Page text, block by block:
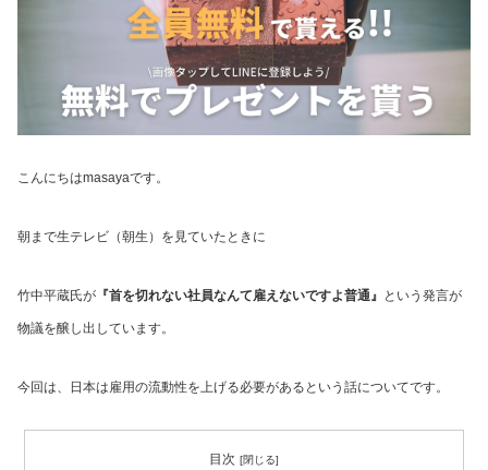
こんにちはmasayaです。
朝まで生テレビ（朝生）を見ていたときに
竹中平蔵氏が 『首を切れない社員なんて雇えないですよ普通』 という発言が
物議を醸し出しています。
今回は、日本は雇用の流動性を上げる必要があるという話についてです。
目次